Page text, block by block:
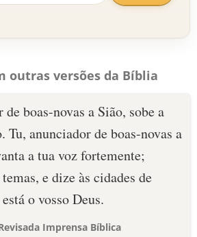
outras versões da Bíblia
boas-novas a Sião, sobe a
Tu, anunciador de boas-novas a
a tua voz fortemente;
e dize às cidades de
o vosso Deus.
Imprensa Bíblica